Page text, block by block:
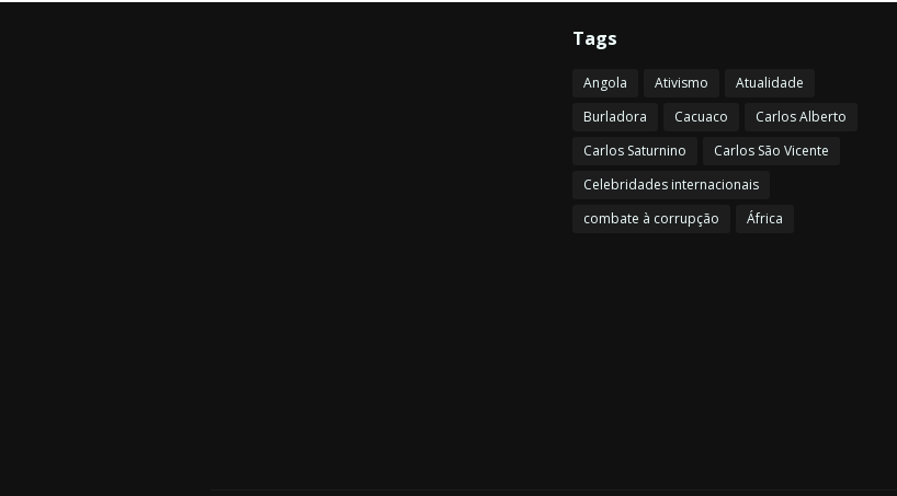
Tags
Angola Ativismo
Atualidade
Burladora
Cacuaco
Carlos Alberto
Carlos Saturnino
Carlos São Vicente
Celebridades internacionais
combate à corrupção
África